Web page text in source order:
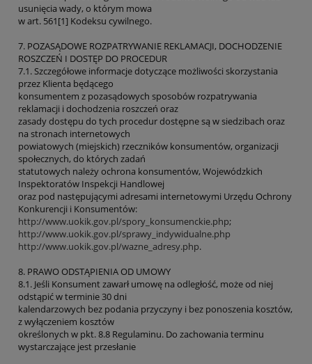
usunięcia wady, o którym mowa
w art. 561[1] Kodeksu cywilnego.
7. POZASĄDOWE ROZPATRYWANIE REKLAMACJI, DOCHODZENIE
ROSZCZEŃ I DOSTĘP DO PROCEDUR
7.1. Szczegółowe informacje dotyczące możliwości skorzystania
przez Klienta będącego
konsumentem z pozasądowych sposobów rozpatrywania
reklamacji i dochodzenia roszczeń oraz
zasady dostępu do tych procedur dostępne są w siedzibach oraz
na stronach internetowych
powiatowych (miejskich) rzeczników konsumentów, organizacji
społecznych, do których zadań
statutowych należy ochrona konsumentów, Wojewódzkich
Inspektoratów Inspekcji Handlowej
oraz pod następującymi adresami internetowymi Urzędu Ochrony
Konkurencji i Konsumentów:
http://www.uokik.gov.pl/spory_konsumenckie.php;
http://www.uokik.gov.pl/sprawy_indywidualne.php
http://www.uokik.gov.pl/wazne_adresy.php.
8. PRAWO ODSTĄPIENIA OD UMOWY
8.1. Jeśli Konsument zawarł umowę na odległość, może od niej
odstąpić w terminie 30 dni
kalendarzowych bez podania przyczyny i bez ponoszenia kosztów,
z wyłączeniem kosztów
określonych w pkt. 8.8 Regulaminu. Do zachowania terminu
wystarczające jest przesłanie